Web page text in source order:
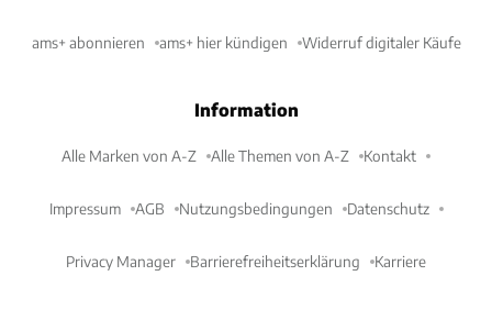
ams+ abonnieren ams+ hier kündigen Widerruf digitaler Käufe
Information
Alle Marken von A-Z Alle Themen von A-Z Kontakt
Impressum AGB Nutzungsbedingungen Datenschutz
Privacy Manager Barrierefreiheitserklärung Karriere